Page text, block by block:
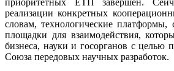
реализации конкретных
словам, технологические
площадки для взаимодействия,
бизнеса, науки и госорганов с целью
Союза передовых научных разработок.